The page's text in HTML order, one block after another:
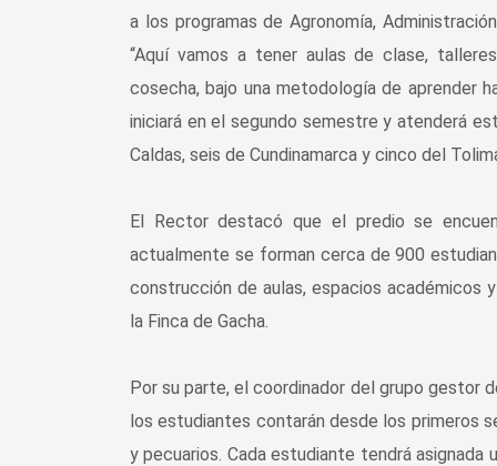
a los programas de Agronomía,
“Aquí vamos a tener aulas de clase,
cosecha, bajo una metodología de aprender
iniciará en el segundo semestre y atenderá
Caldas, seis de Cundinamarca y cinco del
El Rector destacó que el predio se
actualmente se forman cerca de 900
construcción de aulas, espacios
la Finca de Gacha.
Por su parte, el coordinador del grupo gestor
los estudiantes contarán desde los primeros
y pecuarios. Cada estudiante tendrá